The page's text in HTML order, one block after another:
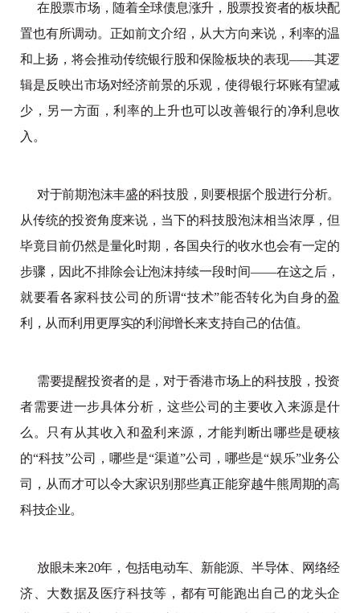
在股票市场，随着全球债息涨升，股票投资者的板块配
置也有所调动。正如前文介绍，从大方向来说，利率的温
和上扬，将会推动传统银行股和保险板块的表现——其逻
辑是反映出市场对经济前景的乐观，使得银行坏账有望减
少，另一方面，利率的上升也可以改善银行的净利息收
入。
对于前期泡沫丰盛的科技股，则要根据个股进行分析。
从传统的投资角度来说，当下的科技股泡沫相当浓厚，但
毕竟目前仍然是量化时期，各国央行的收水也会有一定的
步骤，因此不排除会让泡沫持续一段时间——在这之后，
就要看各家科技公司的所谓“技术”能否转化为自身的盈
利，从而利用更厚实的利润增长来支持自己的估值。
需要提醒投资者的是，对于香港市场上的科技股，投资
者需要进一步具体分析，这些公司的主要收入来源是什
么。只有从其收入和盈利来源，才能判断出哪些是硬核
的“科技”公司，哪些是“渠道”公司，哪些是“娱乐”业务公
司，从而才可以令大家识别那些真正能穿越牛熊周期的高
科技企业。
放眼未来20年，包括电动车、新能源、半导体、网络经
济、大数据及医疗科技等，都有可能跑出自己的龙头企